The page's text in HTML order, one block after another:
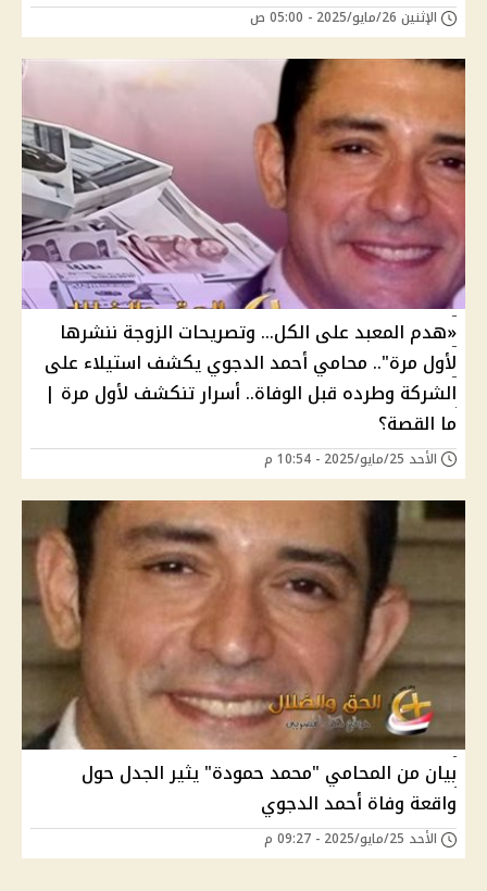
الإثنين 26/مايو/2025 - 05:00 ص
«هدم المعبد على الكل… وتصريحات الزوجة ننشرها
لأول مرة".. محامي أحمد الدجوي يكشف استيلاء على
الشركة وطرده قبل الوفاة.. أسرار تنكشف لأول مرة |
ما القصة؟
الأحد 25/مايو/2025 - 10:54 م
بيان من المحامي "محمد حمودة" يثير الجدل حول
واقعة وفاة أحمد الدجوي
الأحد 25/مايو/2025 - 09:27 م